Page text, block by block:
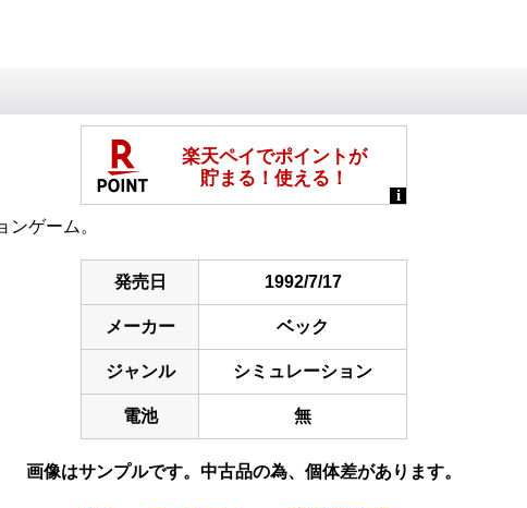
ゲーム。
発売日 1992/7/17
メーカー ベック
ジャンル シミュレーション
電池 無
画像はサンプルです。中古品の為、個体差があります。